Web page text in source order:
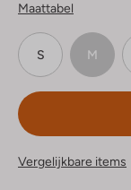
Maattabel
S M
Vergelijkbare items